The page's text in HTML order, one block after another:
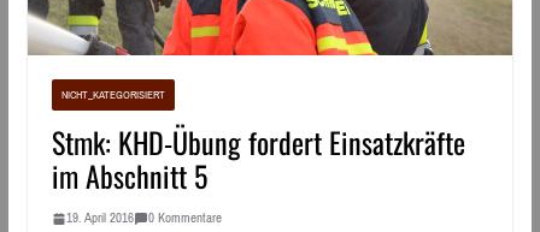
NICHT_KATEGORISIERT
Stmk: KHD-Übung fordert Einsatzkräfte
im Abschnitt 5
19. April 2016 0 Kommentare